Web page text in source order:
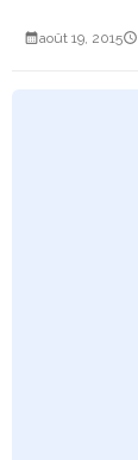
août 19, 2015